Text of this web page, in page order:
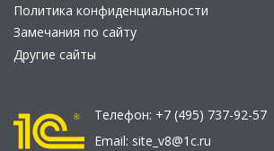
Политика конфиденциальности
Замечания по сайту
Другие сайты
Телефон: +7 (495) 737-92-57
Email: site_v8@1c.ru